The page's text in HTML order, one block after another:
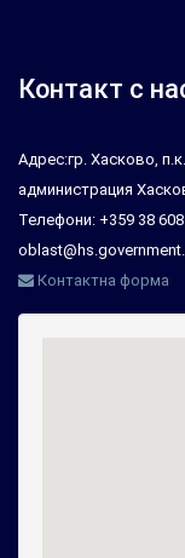
Контакт с
Адрес:гр. Хасково,
администрация
Телефони: +359 38
Контактна форма